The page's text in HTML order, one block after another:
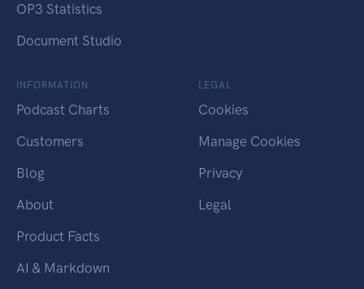
OP3 Statistics
Document Studio
INFORMATION
Podcast Charts
Customers
Blog
About
Product Facts
AI & Markdown
LEGAL
Cookies
Manage Cookies
Privacy
Legal